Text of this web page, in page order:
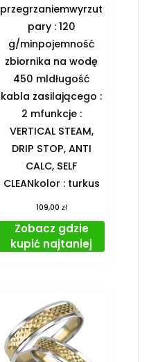
przegrzaniemwyrzut
pary : 120
g/minpojemność
zbiornika na wodę
450 mldługość
kabla zasilającego :
2 mfunkcje :
VERTICAL STEAM,
DRIP STOP, ANTI
CALC, SELF
CLEANkolor : turkus
109,00 zł
Zobacz gdzie
kupić najtaniej